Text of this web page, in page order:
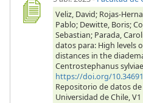
Veliz, David; Rojas-
Pablo; Dewitte, Boris;
Sebastian; Parada,
datos para: High levels
distances in the
Centrostephanus
https://doi.org/
Repositorio de datos
Universidad de Chile, V1